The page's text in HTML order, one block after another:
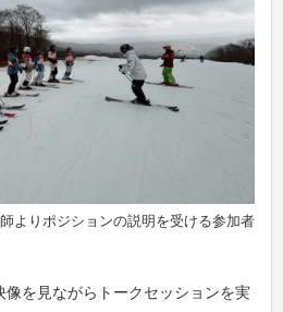
よりポジションの説明を受ける参加者
を見ながらトークセッションを実